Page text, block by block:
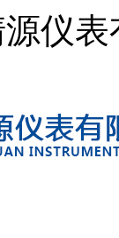
仪